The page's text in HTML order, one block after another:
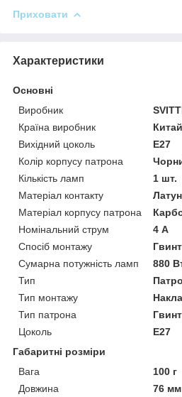
Приховати
Характеристики
Основні
Виробник
Країна виробник
Китай
Вихідний цоколь
Е27
Колір корпусу патрона
Кількість ламп
1 шт.
Матеріал контакту
Матеріал корпусу патрона
Номінальний струм
4 А
Спосіб монтажу
Гвинт
Сумарна потужність ламп
880
Тип
Тип монтажу
Тип патрона
Цоколь
E27
Габаритні розміри
Вага
100 г
Довжина
76 мм